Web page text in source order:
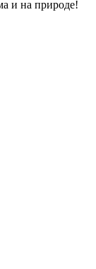
и на природе!